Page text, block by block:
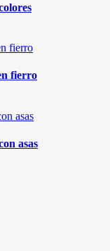
fierro
asas